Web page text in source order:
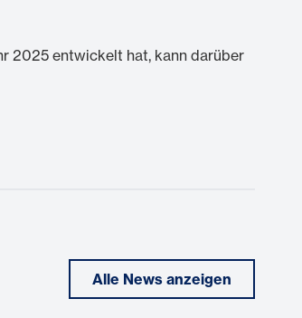
2025 entwickelt hat, kann darüber
Alle News anzeigen